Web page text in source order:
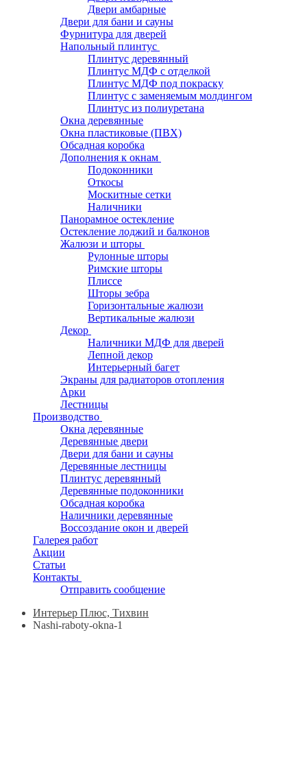
Двери амбарные
Двери для бани и сауны
Фурнитура для дверей
Напольный плинтус
Плинтус деревянный
Плинтус МДФ с отделкой
Плинтус МДФ под покраску
Плинтус с заменяемым молдингом
Плинтус из полиуретана
Окна деревянные
Окна пластиковые (ПВХ)
Обсадная коробка
Дополнения к окнам
Подоконники
Откосы
Москитные сетки
Наличники
Панорамное остекление
Остекление лоджий и балконов
Жалюзи и шторы
Рулонные шторы
Римские шторы
Плиссе
Шторы зебра
Горизонтальные жалюзи
Вертикальные жалюзи
Декор
Наличники МДФ для дверей
Лепной декор
Интерьерный багет
Экраны для радиаторов отопления
Арки
Лестницы
Производство
Окна деревянные
Деревянные двери
Двери для бани и сауны
Деревянные лестницы
Плинтус деревянный
Деревянные подоконники
Обсадная коробка
Наличники деревянные
Воссоздание окон и дверей
Галерея работ
Акции
Статьи
Контакты
Отправить сообщение
Интерьер Плюс, Тихвин
Nashi-raboty-okna-1